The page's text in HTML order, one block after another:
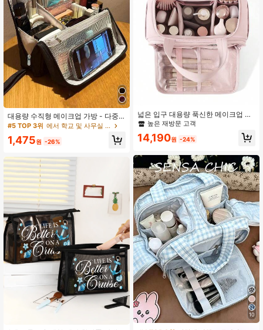
대용량 수직형 메이크업 가방 - 다중
칸막이 여행용 메이크업 정리함, 내구
스크탑 스킨케어 및 메이크업 도구 보
업 가방/튼튼한 지퍼 잠금 가방, 메이
크업 가방, 바닐라, 메이크업 가방, 보
관 가방, 메이크업 가방, 세면도구 가
방, 데스크탑 정리함, 슈신 메이크업
가방, 대형 개구부 수직형 대용량 메이
크업 정리함, 사무실 데스크탑 정리함/
연필 케이스
#5 TOP 3위 에서 학교 및 사무실 보관 가방
1,475원 -26%
넓은 입구 대용량 푹신한 메이크업 가
방 멀티 포켓 화장품 가방, 대용량 다
가방, 단색 세면도구 보관 가방, 여행
장품 및 메이크업 브러쉬 보관, 파우
치, 메이크업 파우치, 여행 필수품
높은 재방문 고객
14,190원 -24%
10